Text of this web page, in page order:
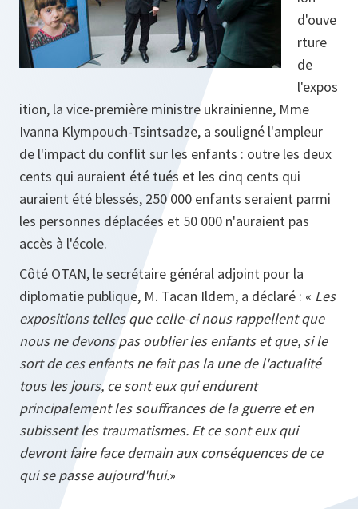
d'ouve
rture
de
l'expos
ition, la vice-première ministre ukrainienne, Mme
Ivanna Klympouch-Tsintsadze, a souligné l'ampleur
de l'impact du conflit sur les enfants : outre les deux
cents qui auraient été tués et les cinq cents qui
auraient été blessés, 250 000 enfants seraient parmi
les personnes déplacées et 50 000 n'auraient pas
accès à l'école.
Côté OTAN, le secrétaire général adjoint pour la
diplomatie publique, M. Tacan Ildem, a déclaré : « Les
expositions telles que celle-ci nous rappellent que
nous ne devons pas oublier les enfants et que, si le
sort de ces enfants ne fait pas la une de l'actualité
tous les jours, ce sont eux qui endurent
principalement les souffrances de la guerre et en
subissent les traumatismes. Et ce sont eux qui
devront faire face demain aux conséquences de ce
qui se passe aujourd'hui.»